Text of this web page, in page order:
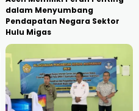
dalam Menyumbang
Pendapatan Negara Sektor
Hulu Migas